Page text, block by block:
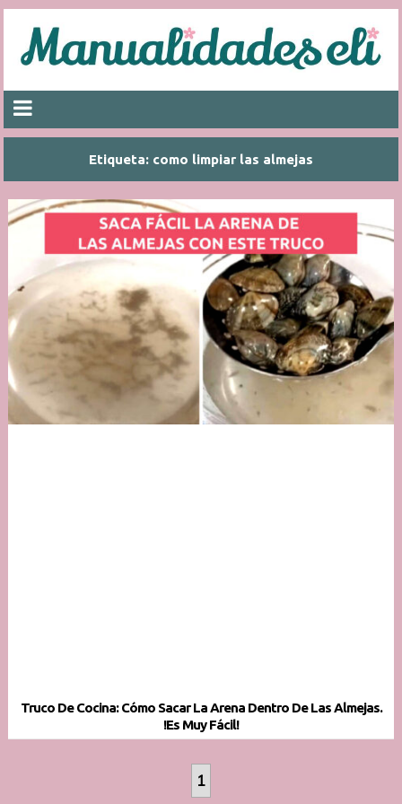
Etiqueta: como limpiar las almejas
Truco De Cocina: Cómo Sacar La Arena Dentro De Las Almejas.
!Es Muy Fácil!
1